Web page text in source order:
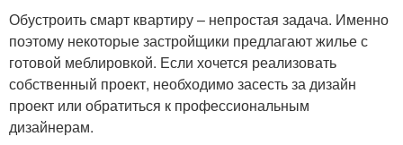
Обустроить смарт квартиру – непростая задача. Именно
поэтому некоторые застройщики предлагают жилье с
готовой меблировкой. Если хочется реализовать
собственный проект, необходимо засесть за дизайн
проект или обратиться к профессиональным
дизайнерам.